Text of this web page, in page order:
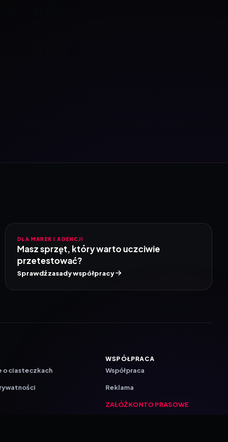
DLA MAREK I AGENCJI
Masz sprzęt, który warto uczciwie
przetestować?
Sprawdź zasady współpracy
o ciasteczkach
WSPÓŁPRACA
Współpraca
Reklama
ZAŁÓŻ KONTO PRASOWE